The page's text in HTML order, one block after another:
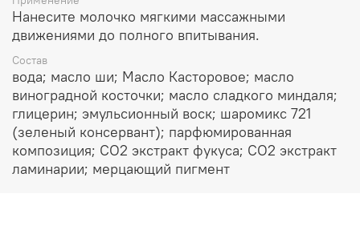
Нанесите молочко мягкими массажными
движениями до полного впитывания.
Состав
вода; масло ши; Масло Касторовое; масло
виноградной косточки; масло сладкого миндаля;
глицерин; эмульсионный воск; шаромикс 721
(зеленый консервант); парфюмированная
композиция; СО2 экстракт фукуса; СО2 экстракт
ламинарии; мерцающий пигмент